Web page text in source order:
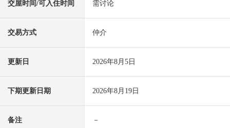
交屋时间/可入住时间 需讨论
交易方式 仲介
更新日 2026年8月5日
下期更新日期 2026年8月19日
备注 －